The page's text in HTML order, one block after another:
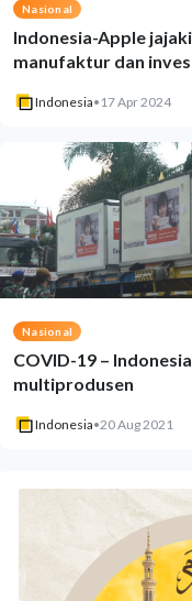
Nasional
Indonesia-Apple
manufaktur dan
Indonesia• 17 Apr 2024
Nasional
COVID-19 –
multiprodusen
Indonesia•20 Aug 2021